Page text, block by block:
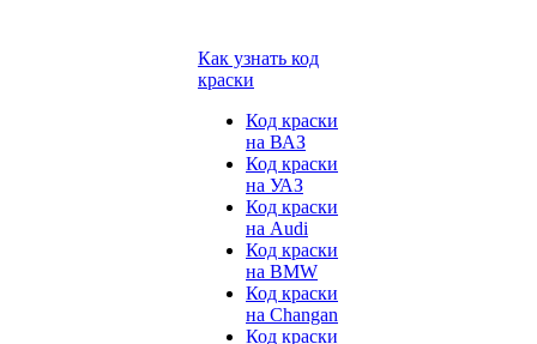
Как узнать код
краски
Код краски
на ВАЗ
Код краски
на УАЗ
Код краски
на Audi
Код краски
на BMW
Код краски
на Changan
Код краски